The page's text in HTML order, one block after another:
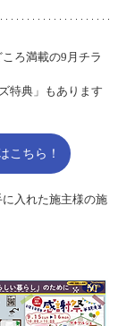
ろ満載の9月チラ
特典」もあります
こちら！
入れた施主様の施